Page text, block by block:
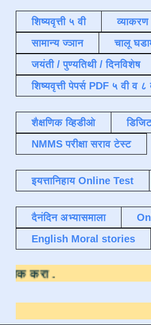
शिष्यवृत्ती ५ वी व्याकरण
सामान्य ज्ञान
चालू
जयंती / पुण्यतिथी / दिनविशेष
शिष्यवृत्ती पेपर्स PDF ५ वी व ८
शैक्षणिक व्हिडीओ
NMMS परीक्षा सराव टेस्ट
इयत्तानिहाय Online Test
दैनंदिन अभ्यासमाला
English Moral stories
येथे क्लिक करा